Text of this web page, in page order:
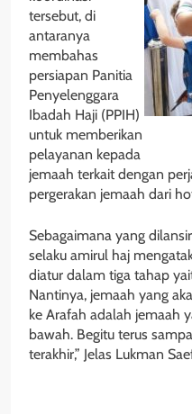
tersebut, di
antaranya
membahas
persiapan Panitia
Penyelenggara
Ibadah Haji (PPIH)
untuk memberikan
pelayanan kepada
jemaah terkait dengan
pergerakan jemaah dari
Sebagaimana yang
selaku amirul haj
diatur dalam tiga tahap
Nantinya, jemaah yang
ke Arafah adalah jemaah
bawah. Begitu terus
terakhir,” Jelas Lukman